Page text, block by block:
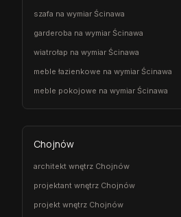
szafa na wymiar Ścinawa
garderoba na wymiar Ścinawa
wiatrołap na wymiar Ścinawa
meble łazienkowe na wymiar Ścinawa
meble pokojowe na wymiar Ścinawa
Chojnów
architekt wnętrz Chojnów
projektant wnętrz Chojnów
projekt wnętrz Chojnów